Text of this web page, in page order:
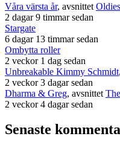
Våra värsta år, avsnittet
2 dagar 9 timmar sedan
Stargate
6 dagar 13 timmar sedan
Ombytta roller
2 veckor 1 dag sedan
Unbreakable Kimmy Schmidt
2 veckor 3 dagar sedan
Dharma & Greg, avsnittet
2 veckor 4 dagar sedan
Senaste